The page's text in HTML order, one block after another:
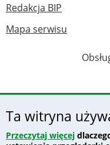
Ta witryna
Przeczytaj więcej
Redakcja BIP
Mapa serwisu